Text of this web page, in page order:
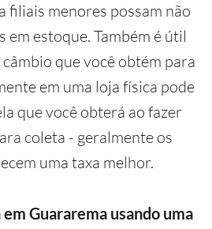
filiais menores possam não
em estoque. Também é útil
que você obtém para
em uma loja física pode
que você obterá ao fazer
coleta - geralmente os
uma taxa melhor.
Guararema usando uma